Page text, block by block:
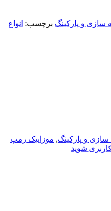
سازی و پارکینگ برچسب: انواع
و پارکینگ, موزاییک رمپ
شوید